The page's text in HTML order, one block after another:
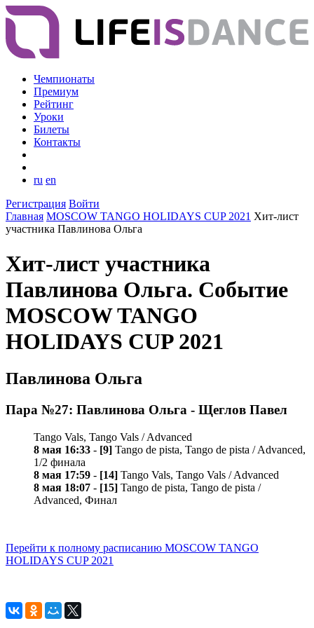
Чемпионаты
Премиум
Рейтинг
Уроки
Билеты
Контакты
ru en
Регистрация Войти
Главная MOSCOW TANGO HOLIDAYS CUP 2021 Хит-лист
участника Павлинова Ольга
Хит-лист участника
Павлинова Ольга. Событие
MOSCOW TANGO
HOLIDAYS CUP 2021
Павлинова Ольга
Пара №27: Павлинова Ольга - Щеглов Павел
Tango Vals, Tango Vals / Advanced
8 мая 16:33 - [9] Tango de pista, Tango de pista / Advanced,
1/2 финала
8 мая 17:59 - [14] Tango Vals, Tango Vals / Advanced
8 мая 18:07 - [15] Tango de pista, Tango de pista /
Advanced, Финал
Перейти к полному расписанию MOSCOW TANGO
HOLIDAYS CUP 2021